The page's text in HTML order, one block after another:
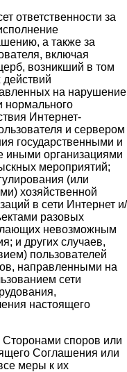
ответственности за
а также за
включая
возникший в том
на нарушение
нормального
Интернет-
и сервером
государственными и
иными организациями
мероприятий;
(или
хозяйственной
в сети Интернет и/
разовых
невозможным
и других случаев,
пользователей
направленными на
сети
настоящего
споров или
Соглашения или
меры к их